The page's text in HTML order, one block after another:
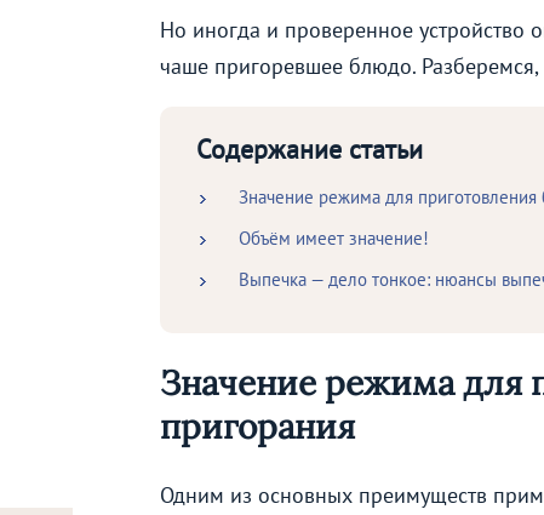
Но иногда и проверенное устройство
чаше пригоревшее блюдо. Разберемся,
Содержание статьи
Значение режима для приготовления
Объём имеет значение!
Выпечка — дело тонкое: нюансы
Значение режима для
пригорания
Одним из основных преимуществ